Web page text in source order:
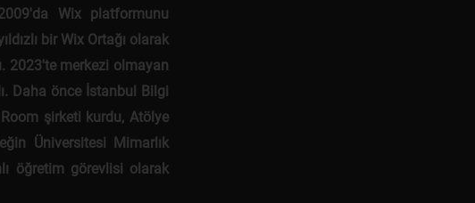
Wix platformunu
bir Wix Ortağı olarak
2023'te merkezi olmayan
Daha önce İstanbul Bilgi
şirketi kurdu, Atölye
Üniversitesi Mimarlık
öğretim görevlisi olarak